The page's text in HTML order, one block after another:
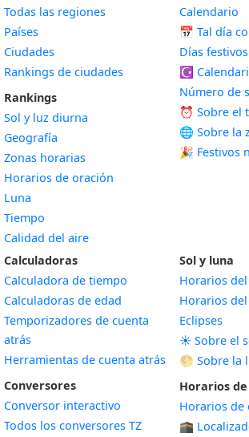
Todas las regiones
Países
Ciudades
Rankings de ciudades
Rankings
Sol y luz diurna
Geografía
Zonas horarias
Horarios de oración
Luna
Tiempo
Calidad del aire
Calendario
📅 Tal día
Días festivos
☪️
Número de
⏰ Sobre el
🌐 Sobre la
🎉 Festivos
Calculadoras
Calculadora de tiempo
Calculadoras de edad
Temporizadores de cuenta
atrás
Herramientas de cuenta atrás
Conversores
Conversor interactivo
Todos los conversores TZ
Sol y luna
Horarios
Horarios
Eclipses
☀️ Sobre el
🌕 Sobre la
Horarios
Horarios de
🕋